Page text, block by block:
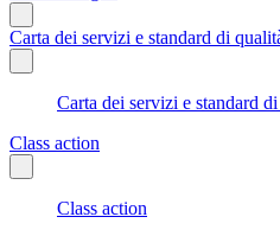
Carta dei servizi e standard di
Carta dei servizi e standard
Class action
Class action